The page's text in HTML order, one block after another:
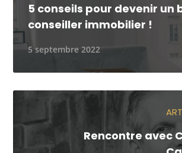
5 conseils pour devenir un
conseiller immobilier !
5 septembre 2022
Rencontre avec